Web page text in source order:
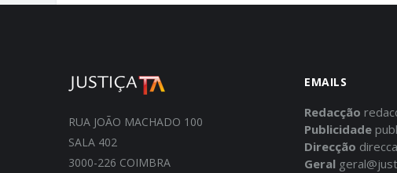
RUA JOÃO MACHADO 100
SALA 402
3000-226 COIMBRA
EMAILS
Redacção
Publicidade
Direcção
Geral